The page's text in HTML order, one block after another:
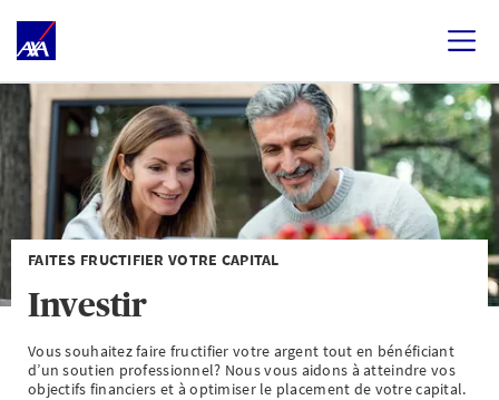
FAITES FRUCTIFIER VOTRE CAPITAL
Investir
Vous souhaitez faire fructifier votre argent tout en bénéficiant
d’un soutien professionnel? Nous vous aidons à atteindre vos
objectifs financiers et à optimiser le placement de votre capital.